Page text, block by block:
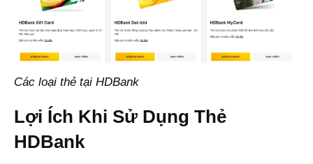
Các loại thẻ tại HDBank
Lợi Ích Khi Sử Dụng Thẻ
HDBank